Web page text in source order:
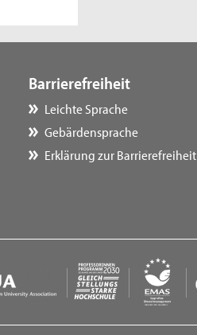
Barrierefreiheit
Leichte Sprache
Gebärdensprache
Erklärung zur Barrierefreiheit